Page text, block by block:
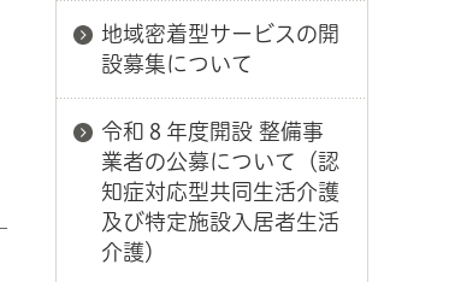
地域密着型サービスの開
設募集について
令和８年度開設 整備事
業者の公募について（認
知症対応型共同生活介護
及び特定施設入居者生活
介護）